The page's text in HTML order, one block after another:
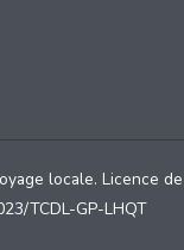
locale. Licence de
TCDL-GP-LHQT